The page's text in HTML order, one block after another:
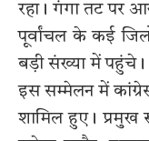
रहा। गंगा तट पर
पूर्वांचल के कई
बड़ी संख्या में पहुंचे।
इस सम्मेलन में
शामिल हुए। प्रमुख